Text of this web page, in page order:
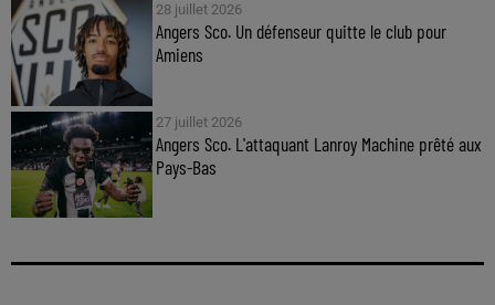
28 juillet 2026
Angers Sco. Un défenseur quitte le club pour
Amiens
27 juillet 2026
Angers Sco. L'attaquant Lanroy Machine prêté aux
Pays-Bas